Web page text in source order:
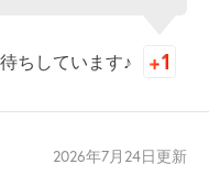
ちしています♪
2026年7月24日更新